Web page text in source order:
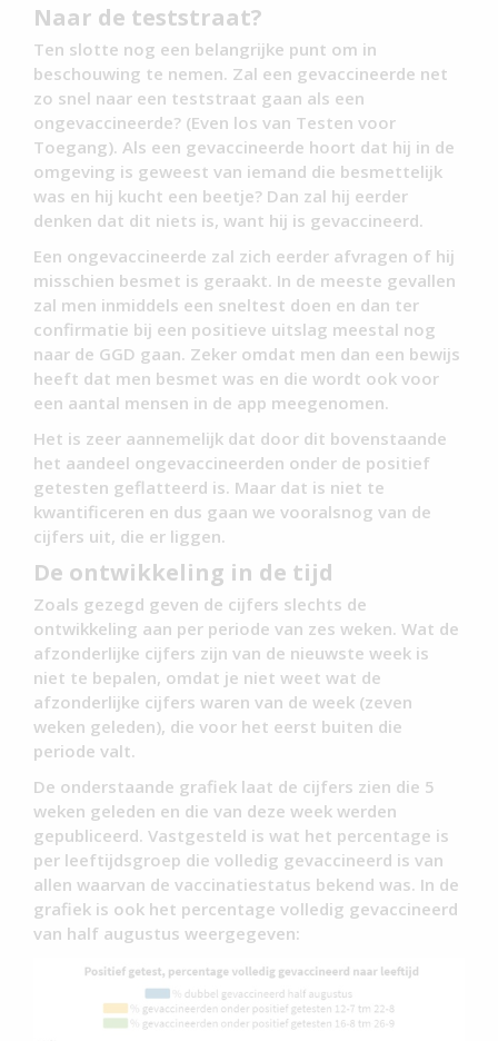
Naar de teststraat?
Ten slotte nog een belangrijke punt om in
beschouwing te nemen. Zal een gevaccineerde net
zo snel naar een teststraat gaan als een
ongevaccineerde? (Even los van Testen voor
Toegang). Als een gevaccineerde hoort dat hij in de
omgeving is geweest van iemand die besmettelijk
was en hij kucht een beetje? Dan zal hij eerder
denken dat dit niets is, want hij is gevaccineerd.
Een ongevaccineerde zal zich eerder afvragen of hij
misschien besmet is geraakt. In de meeste gevallen
zal men inmiddels een sneltest doen en dan ter
confirmatie bij een positieve uitslag meestal nog
naar de GGD gaan. Zeker omdat men dan een bewijs
heeft dat men besmet was en die wordt ook voor
een aantal mensen in de app meegenomen.
Het is zeer aannemelijk dat door dit bovenstaande
het aandeel ongevaccineerden onder de positief
getesten geflatteerd is. Maar dat is niet te
kwantificeren en dus gaan we vooralsnog van de
cijfers uit, die er liggen.
De ontwikkeling in de tijd
Zoals gezegd geven de cijfers slechts de
ontwikkeling aan per periode van zes weken. Wat de
afzonderlijke cijfers zijn van de nieuwste week is
niet te bepalen, omdat je niet weet wat de
afzonderlijke cijfers waren van de week (zeven
weken geleden), die voor het eerst buiten die
periode valt.
De onderstaande grafiek laat de cijfers zien die 5
weken geleden en die van deze week werden
gepubliceerd. Vastgesteld is wat het percentage is
per leeftijdsgroep die volledig gevaccineerd is van
allen waarvan de vaccinatiestatus bekend was. In de
grafiek is ook het percentage volledig gevaccineerd
van half augustus weergegeven: